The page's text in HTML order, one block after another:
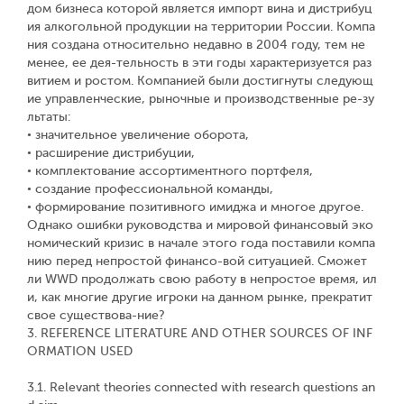
дом бизнеса которой является импорт вина и дистрибуц
ия алкогольной продукции на территории России. Компа
ния создана относительно недавно в 2004 году, тем не
менее, ее дея-тельность в эти годы характеризуется раз
витием и ростом. Компанией были достигнуты следующ
ие управленческие, рыночные и производственные ре-зу
льтаты:
• значительное увеличение оборота,
• расширение дистрибуции,
• комплектование ассортиментного портфеля,
• создание профессиональной команды,
• формирование позитивного имиджа и многое другое.
Однако ошибки руководства и мировой финансовый эко
номический кризис в начале этого года поставили компа
нию перед непростой финансо-вой ситуацией. Сможет
ли WWD продолжать свою работу в непростое время, ил
и, как многие другие игроки на данном рынке, прекратит
свое существова-ние?
3. REFERENCE LITERATURE AND OTHER SOURCES OF INF
ORMATION USED
3.1. Relevant theories connected with research questions an